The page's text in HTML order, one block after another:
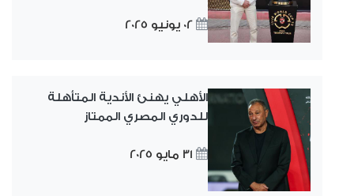
02 يونيو 2025
الأهلي يهنئ الأندية المتأهلة
للدوري المصري الممتاز
31 مايو 2025